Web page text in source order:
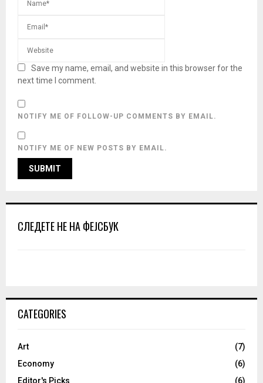
Save my name, email, and website in this browser for the
next time I comment.
NOTIFY ME OF FOLLOW-UP COMMENTS BY EMAIL.
NOTIFY ME OF NEW POSTS BY EMAIL.
СЛЕДЕТЕ НЕ НА ФЕЈСБУК
CATEGORIES
Art
(7)
Economy
(6)
Editor's Picks
(6)